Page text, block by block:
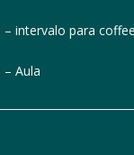
– intervalo para coffee
– Aula